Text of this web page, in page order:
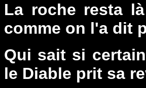
La roche resta
comme on l'a dit
Qui sait si
le Diable prit sa